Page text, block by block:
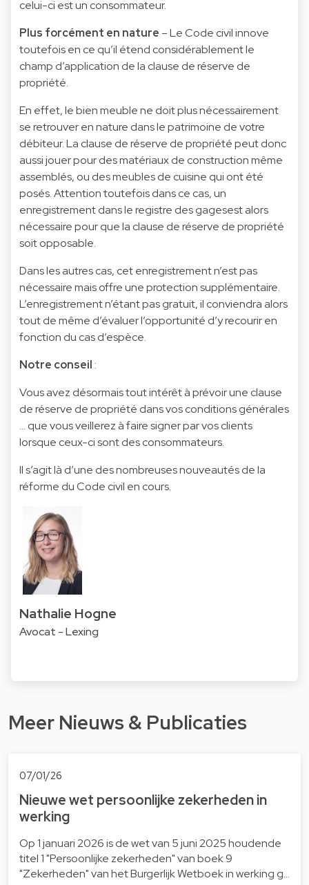
celui-ci est un consommateur.
Plus forcément en nature – Le Code civil innove
toutefois en ce qu’il étend considérablement le
champ d’application de la clause de réserve de
propriété.
En effet, le bien meuble ne doit plus nécessairement
se retrouver en nature dans le patrimoine de votre
débiteur. La clause de réserve de propriété peut donc
aussi jouer pour des matériaux de construction même
assemblés, ou des meubles de cuisine qui ont été
posés. Attention toutefois dans ce cas, un
enregistrement dans le registre des gagesest alors
nécessaire pour que la clause de réserve de propriété
soit opposable.
Dans les autres cas, cet enregistrement n’est pas
nécessaire mais offre une protection supplémentaire.
L’enregistrement n’étant pas gratuit, il conviendra alors
tout de même d’évaluer l’opportunité d’y recourir en
fonction du cas d’espèce.
Notre conseil :
Vous avez désormais tout intérêt à prévoir une clause
de réserve de propriété dans vos conditions générales
… que vous veillerez à faire signer par vos clients
lorsque ceux-ci sont des consommateurs.
Il s’agit là d’une des nombreuses nouveautés de la
réforme du Code civil en cours.
Nathalie Hogne
Avocat - Lexing
Meer Nieuws & Publicaties
07/01/26
Nieuwe wet persoonlijke zekerheden in
werking
Op 1 januari 2026 is de wet van 5 juni 2025 houdende
titel 1 "Persoonlijke zekerheden" van boek 9
"Zekerheden" van het Burgerlijk Wetboek in werking g…